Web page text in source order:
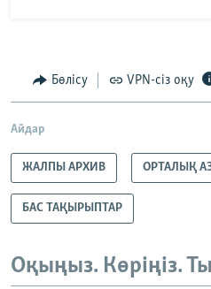
Бөлісу VPN-сіз оқу
Айдар
ЖАЛПЫ АРХИВ ОРТАЛЫҚ
БАС ТАҚЫРЫПТАР
Оқыңыз. Көріңіз.